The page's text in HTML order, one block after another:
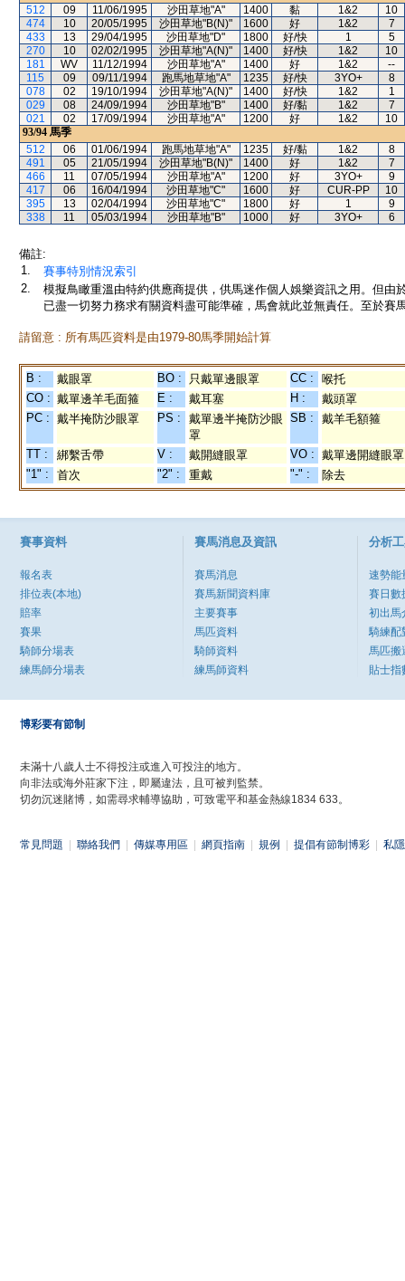
512
09 11/06/1995 沙田草地"A" 1400 黏 1&2
10
474
10 20/05/1995 沙田草地"B(N)" 1600 好 1&2
7
433
13 29/04/1995 沙田草地"D" 1800 好/快 1
5
270
10 02/02/1995 沙田草地"A(N)" 1400 好/快 1&2
10
181
WV 11/12/1994 沙田草地"A" 1400 好 1&2
--
115
09 09/11/1994 跑馬地草地"A" 1235 好/快 3YO+
8
078
02 19/10/1994 沙田草地"A(N)" 1400 好/快 1&2
1
029
08 24/09/1994 沙田草地"B" 1400 好/黏 1&2
7
021
02 17/09/1994 沙田草地"A" 1200 好 1&2
10
93/94 馬季
512
06 01/06/1994 跑馬地草地"A" 1235 好/黏 1&2
8
491
05 21/05/1994 沙田草地"B(N)" 1400 好 1&2
7
466
11 07/05/1994 沙田草地"A" 1200 好 3YO+
9
417
06 16/04/1994 沙田草地"C" 1600 好 CUR-PP
10
395
13 02/04/1994 沙田草地"C" 1800 好 1
9
338
11 05/03/1994 沙田草地"B" 1000 好 3YO+ 6
備註:
1.
賽事特別情況索引
2.
模擬鳥瞰重溫由特約供應商提供，供馬迷作個人娛樂資訊之用。但
已盡一切努力務求有關資料盡可能準確，馬會就此並無責任。至於賽
請留意 : 所有馬匹資料是由1979-80馬季開始計算
B : 戴眼罩 BO : 只戴單邊眼罩 CC :
喉托
CO : 戴單邊羊毛面箍 E : 戴耳塞 H :
戴頭罩
PC : 戴半掩防沙眼罩 PS :
戴單邊半掩防沙眼
罩
SB : 戴羊毛額箍
TT : 綁繫舌帶 V : 戴開縫眼罩 VO : 戴單邊開縫眼罩
"1" :
首次 "2" : 重戴 "-" : 除去
賽事資料
報名表
排位表(本地)
賠率
賽果
騎師分場表
練馬師分場表
賽馬消息及資訊
賽馬消息
賽馬新聞資料庫
主要賽事
馬匹資料
騎師資料
練馬師資料
分析
速勢能
賽日數
初出馬
騎練配
馬匹搬
貼士指
博彩要有節制
未滿十八歲人士不得投注或進入可投注的地方。
向非法或海外莊家下注，即屬違法，且可被判監禁。
切勿沉迷賭博，如需尋求輔導協助，可致電平和基金熱線1834 633。
常見問題 聯絡我們 傳媒專用區 網頁指南 規例 提倡有節制博彩 私